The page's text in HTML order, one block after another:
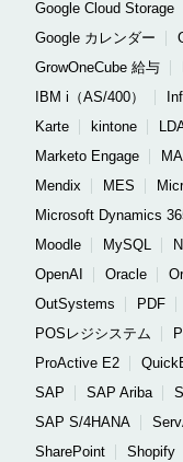
Google Cloud Storage
Google カレンダー
GrowOneCube 給与
IBM i（AS/400）
Karte
kintone
Marketo Engage
Mendix
MES
Microsoft Dynamics
Moodle
MySQL
OpenAI
Oracle
OutSystems
PDF
POSレジシステム
ProActive E2
SAP
SAP Ariba
SAP S/4HANA
SharePoint
Shopify